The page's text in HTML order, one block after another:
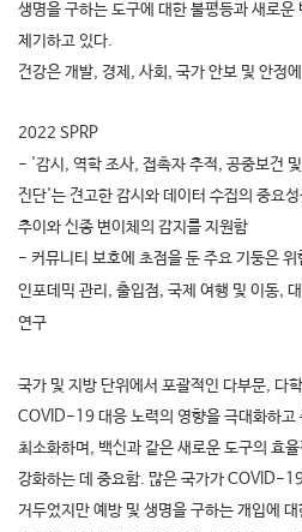
생명을 구하는 도구에 대한 불평등과 새로
제기하고 있다.
건강은 개발, 경제, 사회, 국가 안보 및 안정
2022 SPRP
- '감시, 역학 조사, 접촉자 추적, 공중보건
진단'는 견고한 감시와 데이터 수집의 중요
추이와 신종 변이체의 감지를 지원함
- 커뮤니티 보호에 초점을 둔 주요 기둥은
인포데믹 관리, 출입점, 국제 여행 및 이동,
연구
국가 및 지방 단위에서 포괄적인 다부문, 다
COVID-19 대응 노력의 영향을 극대화하
최소화하며 , 백신과 같은 새로운 도구의 효
강화하는 데 중요함. 많은 국가가 COVID-
거두었지만 예방 및 생명을 구하는 개입에